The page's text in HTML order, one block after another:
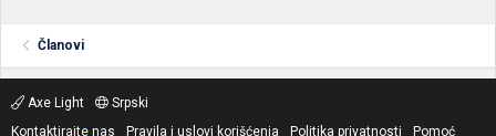
Članovi
Axe Light
Srpski
Kontaktirajte nas
Pravila i uslovi korišćenja Politika privatnosti
Pomoć